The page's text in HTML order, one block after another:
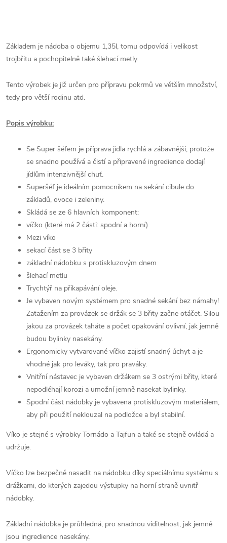
Základem je nádoba o objemu 1,35l, tomu odpovídá i velikost
trojbřitu a pochopitelně také šlehací metly.
Tento výrobek je již určen pro přípravu pokrmů ve větším množství,
tedy pro větší rodinu atd.
Popis výrobku:
Se Super šéfem je příprava jídla rychlá a zábavnější, protože
se snadno používá a čistí a připravené ingredience dodají
jídlům intenzivnější chuť.
Superšéf je ideálním pomocníkem na sekání cibule do
základů, ovoce i zeleniny.
Skládá se ze 6 hlavních komponent:
víčko (které má 2 části: spodní a horní)
Mezi víko
sekací část se 3 břity
základní nádobku s protiskluzovým dnem
šlehací metlu
Trychtýř na přikapávání oleje.
Je vybaven novým systémem pro snadné sekání bez námahy!
Zatažením za provázek se držák se 3 břity začne otáčet. Silou
jakou za provázek taháte a počet opakování ovlivní, jak jemně
budou bylinky nasekány.
Ergonomicky vytvarované víčko zajistí snadný úchyt a je
vhodné jak pro leváky, tak pro praváky.
Vnitřní nástavec je vybaven držákem se 3 ostrými břity, které
nepodléhají korozi a umožní jemně nasekat bylinky.
Spodní část nádobky je vybavena protiskluzovým materiálem,
aby při použití neklouzal na podložce a byl stabilní.
Víko je stejné s výrobky Tornádo a Tajfun a také se stejně ovládá a
udržuje.
Víčko lze bezpečně nasadit na nádobku díky speciálnímu systému s
drážkami, do kterých zajedou výstupky na horní straně uvnitř
nádobky.
Základní nádobka je průhledná, pro snadnou viditelnost, jak jemně
jsou ingredience nasekány.